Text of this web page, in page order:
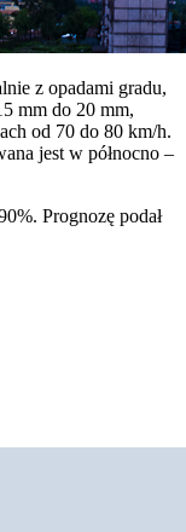
z opadami gradu,
mm do 20 mm,
od 70 do 80 km/h.
jest w północno –
Prognozę podał